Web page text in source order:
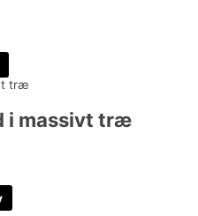
i massivt træ